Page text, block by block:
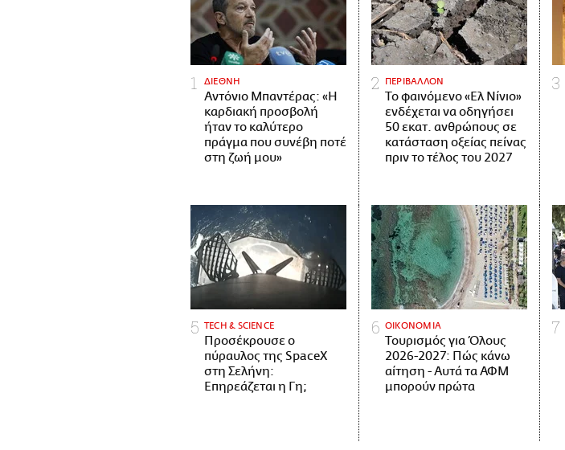
ΔΙΕΘΝΗ
Αντόνιο Μπαντέρας: «Η
καρδιακή προσβολή
ήταν το καλύτερο
πράγμα που συνέβη ποτέ
στη ζωή μου»
ΠΕΡΙΒΑΛΛΟΝ
Το φαινόμενο «Ελ Νίνιο»
ενδέχεται να οδηγήσει
50 εκατ. ανθρώπους σε
κατάσταση οξείας πείνας
πριν το τέλος του 2027
ΤECH & SCIENCE
Προσέκρουσε ο
πύραυλος της SpaceX
στη Σελήνη:
Επηρεάζεται η Γη;
ΟΙΚΟΝΟΜΙΑ
Τουρισμός για Όλους
2026-2027: Πώς κάνω
αίτηση - Αυτά τα ΑΦΜ
μπορούν πρώτα